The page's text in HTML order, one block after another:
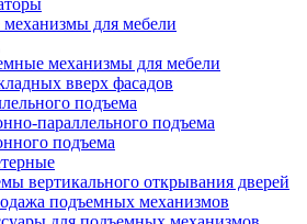
для мебели
механизмы для мебели
вверх фасадов
подъема
параллельного подъема
подъема
вертикального открывания дверей
подъемных механизмов